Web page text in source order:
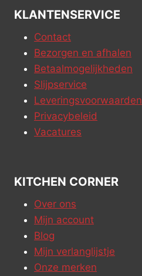
KLANTENSERVICE
Contact
Bezorgen en afhalen
Betaalmogelijkheden
Slijpservice
Leveringsvoorwaarden
Privacybeleid
Vacatures
KITCHEN CORNER
Over ons
Mijn account
Blog
Mijn verlanglijstje
Onze merken